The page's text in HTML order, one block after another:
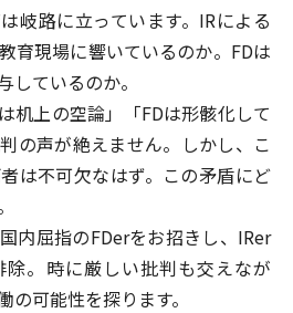
岐路に立っています。IRによる
育現場に響いているのか。FDは
しているのか。
机上の空論」「FDは形骸化して
の声が絶えません。しかし、こ
は不可欠なはず。この矛盾にど
内屈指のFDerをお招きし、IRer
。時に厳しい批判も交えなが
の可能性を探ります。